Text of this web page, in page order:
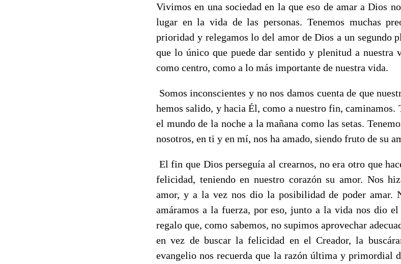
Vivimos en una sociedad en la que eso de amar a Dios
lugar en la vida de las personas. Tenemos muchas
prioridad y relegamos lo del amor de Dios a un segundo
que lo único que puede dar sentido y plenitud a nuestra
como centro, como a lo más importante de nuestra vida.
Somos inconscientes y no nos damos cuenta de que
hemos salido, y hacia Él, como a nuestro fin, caminamos.
el mundo de la noche a la mañana como las setas.
nosotros, en ti y en mí, nos ha amado, siendo fruto de su
El fin que Dios perseguía al crearnos, no era otro que
felicidad, teniendo en nuestro corazón su amor. Nos
amor, y a la vez nos dio la posibilidad de poder amar.
amáramos a la fuerza, por eso, junto a la vida nos dio
regalo que, como sabemos, no supimos aprovechar
en vez de buscar la felicidad en el Creador, la
evangelio nos recuerda que la razón última y primordial